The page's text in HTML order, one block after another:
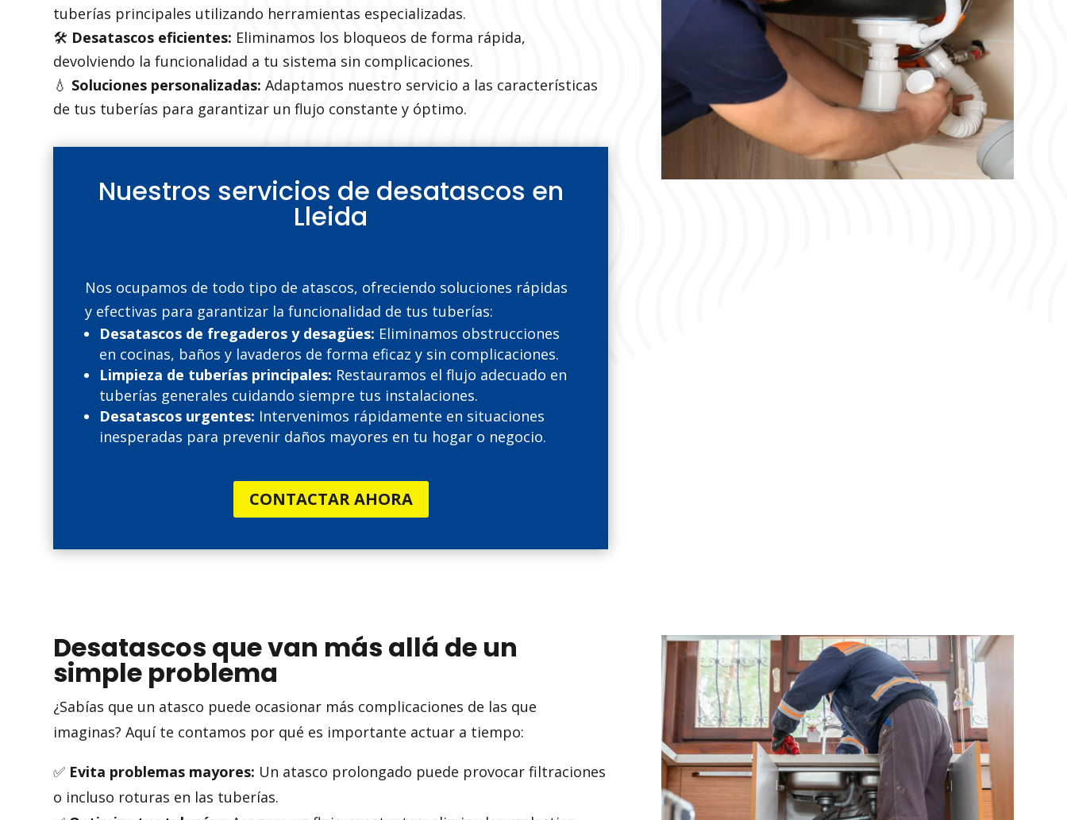
tuberías principales utilizando herramientas especializadas.
🛠️ Desatascos eficientes: Eliminamos los bloqueos de forma rápida,
devolviendo la funcionalidad a tu sistema sin complicaciones.
💧 Soluciones personalizadas: Adaptamos nuestro servicio a las características
de tus tuberías para garantizar un flujo constante y óptimo.
Nuestros servicios de desatascos en
Lleida
Nos ocupamos de todo tipo de atascos, ofreciendo soluciones rápidas
y efectivas para garantizar la funcionalidad de tus tuberías:
Desatascos de fregaderos y desagües: Eliminamos obstrucciones
en cocinas, baños y lavaderos de forma eficaz y sin complicaciones.
Limpieza de tuberías principales: Restauramos el flujo adecuado en
tuberías generales cuidando siempre tus instalaciones.
Desatascos urgentes: Intervenimos rápidamente en situaciones
inesperadas para prevenir daños mayores en tu hogar o negocio.
CONTACTAR AHORA
Desatascos que van más allá de un
simple problema
¿Sabías que un atasco puede ocasionar más complicaciones de las que
imaginas? Aquí te contamos por qué es importante actuar a tiempo:
✅ Evita problemas mayores: Un atasco prolongado puede provocar filtraciones
o incluso roturas en las tuberías.